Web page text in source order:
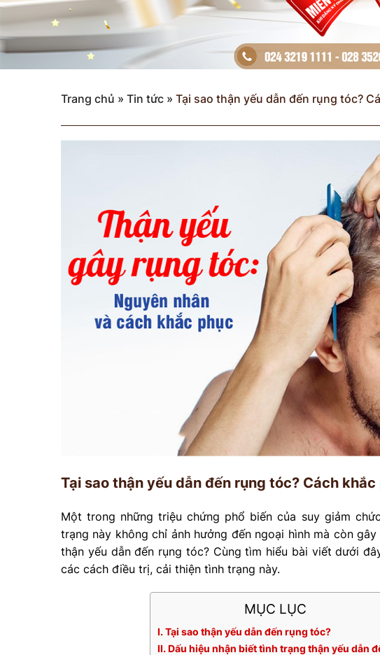
Trang chủ » Tin tức » Tại sao thận yếu dẫn đến rụng tóc?
Tại sao thận yếu dẫn đến rụng tóc? Cách
Một trong những triệu chứng phổ biến của suy giảm
trạng này không chỉ ảnh hưởng đến ngoại hình mà còn
thận yếu dẫn đến rụng tóc? Cùng tìm hiểu bài viết dưới
các cách điều trị, cải thiện tình trạng này.
MỤC LỤC
I. Tại sao thận yếu dẫn đến rụng tóc?
II. Dấu hiệu nhận biết tình trạng thận yếu dẫn